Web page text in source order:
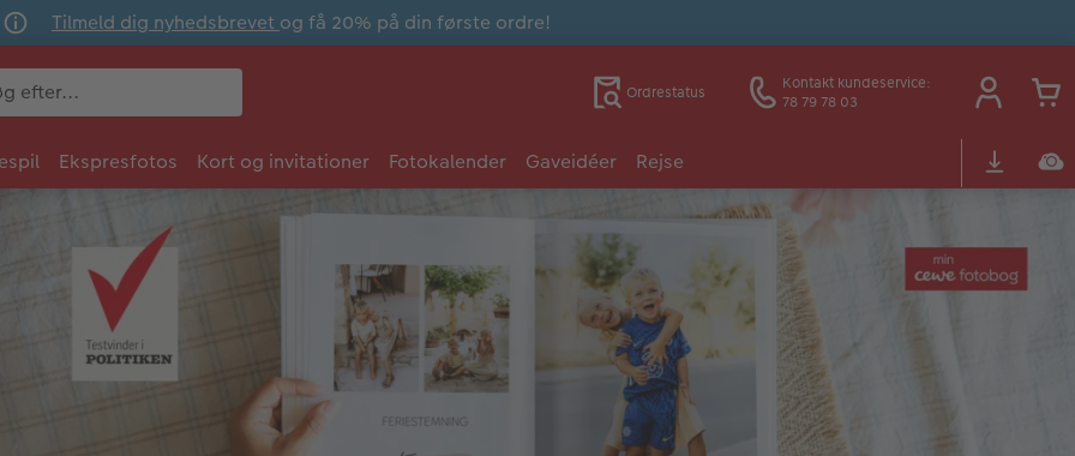
Tilmeld dig nyhedsbrevet og få 20% på din første ordre!
Ordrestatus
Kontakt kundeservice:
78 79 78 03
Ekspresfotos Kort og invitationer Fotokalender Gaveidéer Rejse